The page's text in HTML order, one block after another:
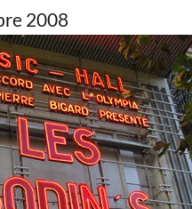
2008